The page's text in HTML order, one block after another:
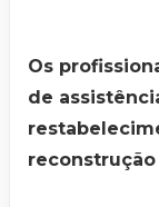
Os
de